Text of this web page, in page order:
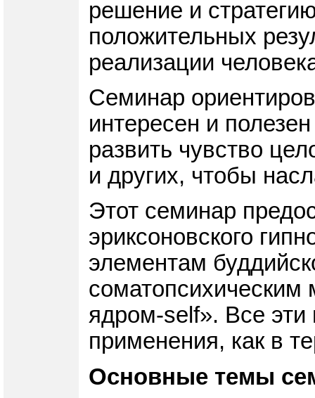
решение и
положительных
реализации
Семинар
интересен и
развить чувство
и других, чтобы
Этот семинар
эриксоновского
элементам
соматопсихическим
ядром-self». Все эти
применения, как в
Основные темы